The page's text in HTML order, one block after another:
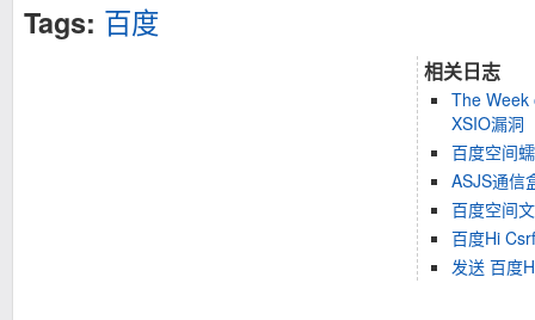
Tags: 百度
相关日志
The Week
XSIO漏洞
百度空间
ASJS通信
百度空间
百度Hi
发送 百度